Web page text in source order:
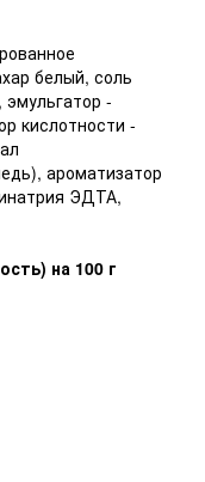
белый, соль
-
кислотности -
ароматизатор
ЭДТА,
на 100 г